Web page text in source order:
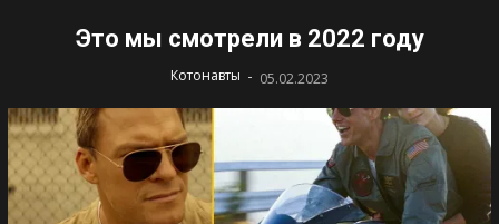
Это мы смотрели в 2022 году
Котонавты - 05.02.2023